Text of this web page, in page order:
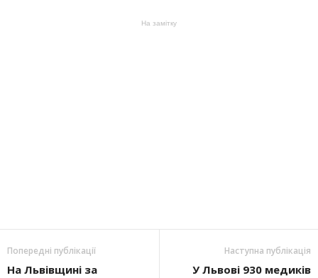
На замітку
Попередні публікації
На Львівщині за
Наступна публікація
У Львові 930 медиків